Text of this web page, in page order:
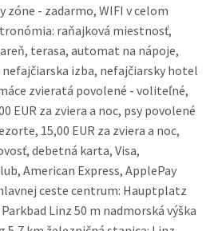
zóne - zadarmo, WIFI v celom
raňajková miestnosť,
terasa, automat na nápoje,
izba, nefajčiarsky hotel
zvieratá povolené - voliteľné,
EUR za zviera a noc, psy povolené
15,00 EUR za zviera a noc,
debetná karta, Visa,
American Express, ApplePay
ceste centrum: Hauptplatz
Linz 50 m nadmorská výška